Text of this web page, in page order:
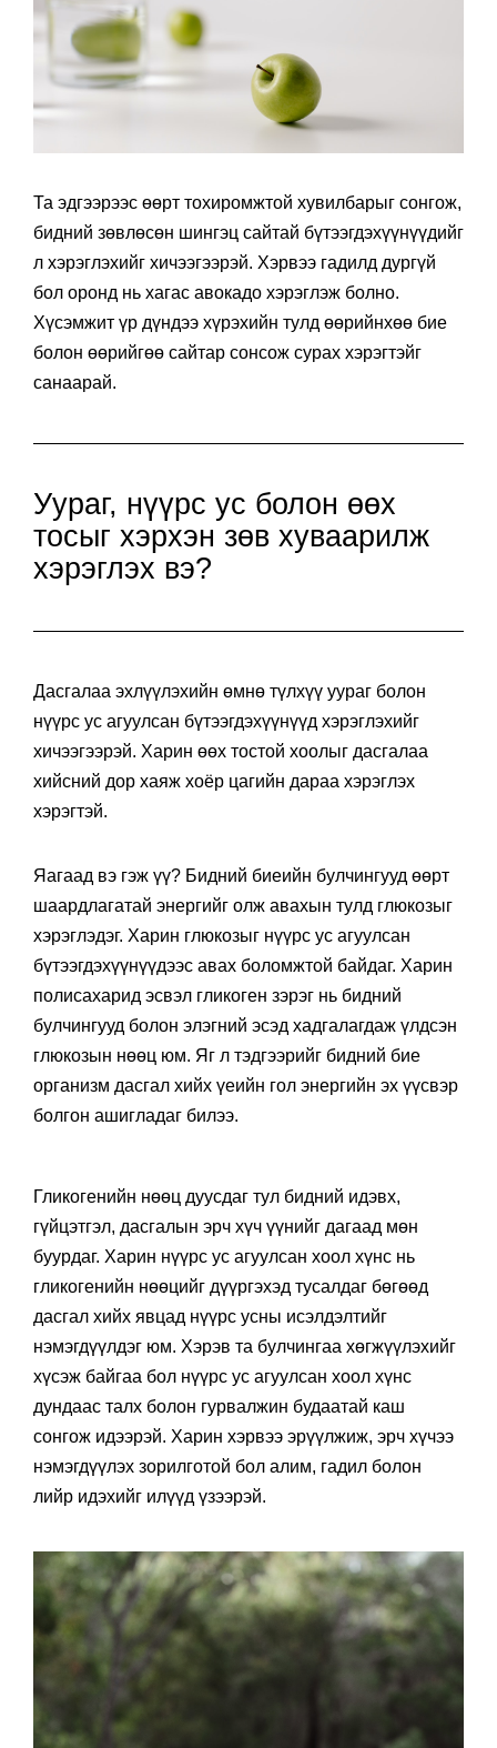
Та эдгээрээс өөрт тохиромжтой хувилбарыг сонгож,
бидний зөвлөсөн шингэц сайтай бүтээгдэхүүнүүдийг
л хэрэглэхийг хичээгээрэй. Хэрвээ гадилд дургүй
бол оронд нь хагас авокадо хэрэглэж болно.
Хүсэмжит үр дүндээ хүрэхийн тулд өөрийнхөө бие
болон өөрийгөө сайтар сонсож сурах хэрэгтэйг
санаарай.
Уураг, нүүрс ус болон өөх
тосыг хэрхэн зөв хуваарилж
хэрэглэх вэ?
Дасгалаа эхлүүлэхийн өмнө түлхүү уураг болон
нүүрс ус агуулсан бүтээгдэхүүнүүд хэрэглэхийг
хичээгээрэй. Харин өөх тостой хоолыг дасгалаа
хийсний дор хаяж хоёр цагийн дараа хэрэглэх
хэрэгтэй.
Яагаад вэ гэж үү? Бидний биеийн булчингууд өөрт
шаардлагатай энергийг олж авахын тулд глюкозыг
хэрэглэдэг. Харин глюкозыг нүүрс ус агуулсан
бүтээгдэхүүнүүдээс авах боломжтой байдаг. Харин
полисахарид эсвэл гликоген зэрэг нь бидний
булчингууд болон элэгний эсэд хадгалагдаж үлдсэн
глюкозын нөөц юм. Яг л тэдгээрийг бидний бие
организм дасгал хийх үеийн гол энергийн эх үүсвэр
болгон ашигладаг билээ.
Гликогенийн нөөц дуусдаг тул бидний идэвх,
гүйцэтгэл, дасгалын эрч хүч үүнийг дагаад мөн
буурдаг. Харин нүүрс ус агуулсан хоол хүнс нь
гликогенийн нөөцийг дүүргэхэд тусалдаг бөгөөд
дасгал хийх явцад нүүрс усны исэлдэлтийг
нэмэгдүүлдэг юм. Хэрэв та булчингаа хөгжүүлэхийг
хүсэж байгаа бол нүүрс ус агуулсан хоол хүнс
дундаас талх болон гурвалжин будаатай каш
сонгож идээрэй. Харин хэрвээ эрүүлжиж, эрч хүчээ
нэмэгдүүлэх зорилготой бол алим, гадил болон
лийр идэхийг илүүд үзээрэй.